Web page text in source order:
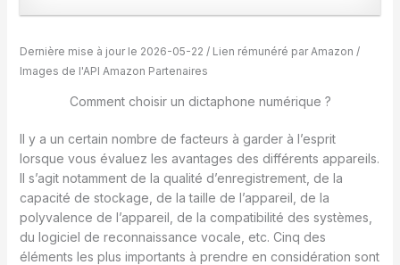
Dernière mise à jour le 2026-05-22 / Lien rémunéré par Amazon /
Images de l'API Amazon Partenaires
Comment choisir un dictaphone numérique ?
Il y a un certain nombre de facteurs à garder à l’esprit
lorsque vous évaluez les avantages des différents appareils.
Il s’agit notamment de la qualité d’enregistrement, de la
capacité de stockage, de la taille de l’appareil, de la
polyvalence de l’appareil, de la compatibilité des systèmes,
du logiciel de reconnaissance vocale, etc. Cinq des
éléments les plus importants à prendre en considération sont